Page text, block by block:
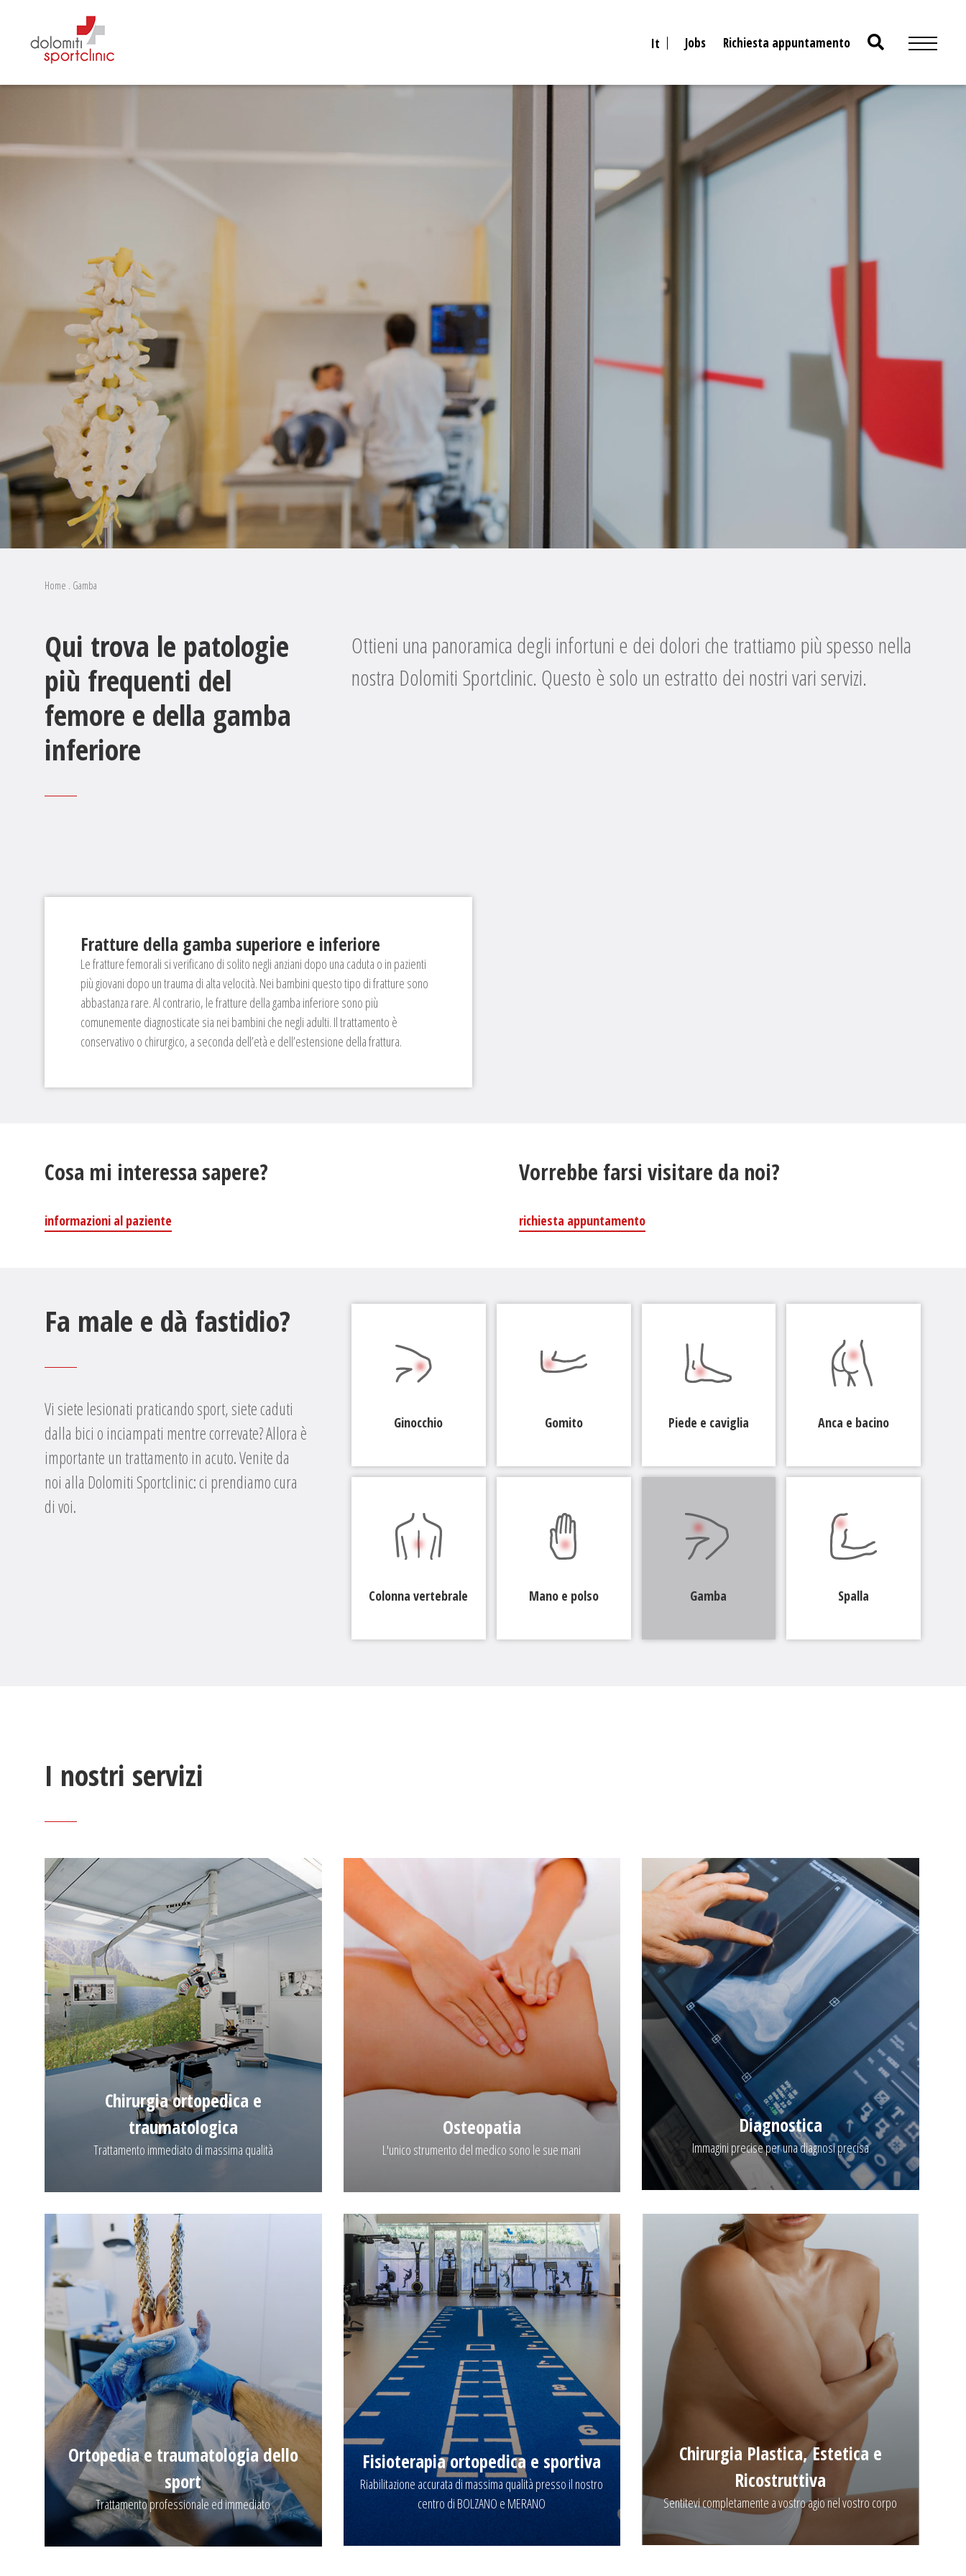
It Jobs Richiesta appuntamento
Search
Home . Gamba
Qui trova le patologie
più frequenti del
femore e della gamba
inferiore
Ottieni una panoramica degli infortuni e dei dolori che trattiamo più spesso nella
nostra Dolomiti Sportclinic. Questo è solo un estratto dei nostri vari servizi.
Fratture della gamba superiore e inferiore
Le fratture femorali si verificano di solito negli anziani dopo una caduta o in pazienti
più giovani dopo un trauma di alta velocità. Nei bambini questo tipo di fratture sono
abbastanza rare. Al contrario, le fratture della gamba inferiore sono più
comunemente diagnosticate sia nei bambini che negli adulti. Il trattamento è
conservativo o chirurgico, a seconda dell’età e dell’estensione della frattura.
Cosa mi interessa sapere?
informazioni al paziente
Vorrebbe farsi visitare da noi?
richiesta appuntamento
Fa male e dà fastidio?
Vi siete lesionati praticando sport, siete caduti
dalla bici o inciampati mentre correvate? Allora è
importante un trattamento in acuto. Venite da
noi alla Dolomiti Sportclinic: ci prendiamo cura
di voi.
Ginocchio Gomito Piede e caviglia Anca e bacino
Colonna vertebrale Mano e polso Gamba Spalla
I nostri servizi
Chirurgia ortopedica e
traumatologica
Trattamento immediato di massima qualità
Osteopatia
L'unico strumento del medico sono le sue mani
Diagnostica
Immagini precise per una diagnosi precisa
Ortopedia e traumatologia dello
sport
Trattamento professionale ed immediato
Fisioterapia ortopedica e sportiva
Riabilitazione accurata di massima qualità presso il nostro
centro di BOLZANO e MERANO
Chirurgia Plastica, Estetica e
Ricostruttiva
Sentitevi completamente a vostro agio nel vostro corpo